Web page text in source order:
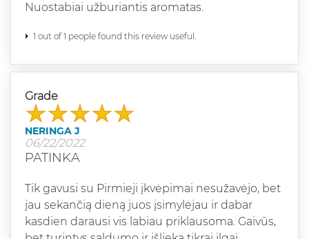
Nuostabiai užburiantis aromatas.
1 out of 1 people found this review useful.
Grade
NERINGA J
06/22/2022
PATINKA
Tik gavusi su Pirmieji įkvėpimai nesužavėjo, bet
jau sekančią dieną juos įsimylėjau ir dabar
kasdien darausi vis labiau priklausoma. Gaivūs,